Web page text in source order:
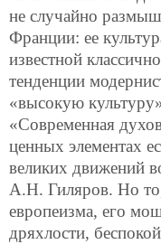
не случайно
Франции: ее
известной
тенденции
«высокую
«Современная
ценных элементах
великих движений
А.Н. Гиляров. Но
европеизма, его
дряхлости,